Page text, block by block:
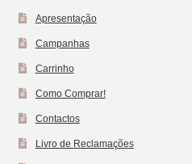
Apresentação
Campanhas
Carrinho
Como Comprar!
Contactos
Livro de Reclamações